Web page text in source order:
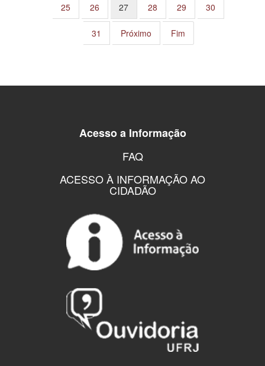
25 26 27 28 29 30
31 Próximo Fim
Acesso a Informação
FAQ
ACESSO À INFORMAÇÃO AO
CIDADÃO